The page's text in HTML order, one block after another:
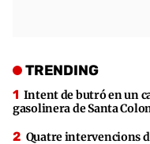
TRENDING
Intent de butró en un
gasolinera de Santa
Quatre intervencions